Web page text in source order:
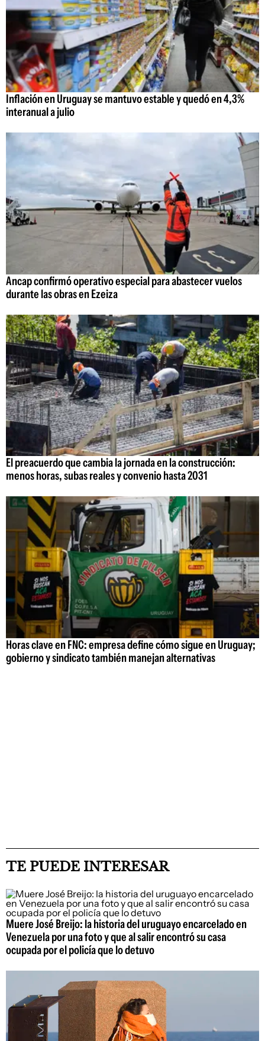
Inflación en Uruguay se mantuvo estable y quedó en 4,3%
interanual a julio
Ancap confirmó operativo especial para abastecer vuelos
durante las obras en Ezeiza
El preacuerdo que cambia la jornada en la construcción:
menos horas, subas reales y convenio hasta 2031
Horas clave en FNC: empresa define cómo sigue en Uruguay;
gobierno y sindicato también manejan alternativas
TE PUEDE INTERESAR
Muere José Breijo: la historia del uruguayo encarcelado en
Venezuela por una foto y que al salir encontró su casa
ocupada por el policía que lo detuvo